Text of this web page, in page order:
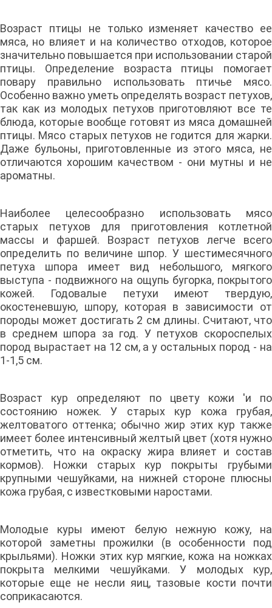
Возраст птицы не только изменяет качество ее
мяса, но влияет и на количество отходов, которое
значительно повышается при использовании старой
птицы. Определение возраста птицы помогает
повару правильно использовать птичье мясо.
Особенно важно уметь определять возраст петухов,
так как из молодых петухов приготовляют все те
блюда, которые вообще готовят из мяса домашней
птицы. Мясо старых петухов не годится для жарки.
Даже бульоны, приготовленные из этого мяса, не
отличаются хорошим качеством - они мутны и не
ароматны.
Наиболее целесообразно использовать мясо
старых петухов для приготовления котлетной
массы и фаршей. Возраст петухов легче всего
определить по величине шпор. У шестимесячного
петуха шпора имеет вид небольшого, мягкого
выступа - подвижного на ощупь бугорка, покрытого
кожей. Годовалые петухи имеют твердую,
окостеневшую, шпору, которая в зависимости от
породы может достигать 2 см длины. Считают, что
в среднем шпора за год. У петухов скороспелых
пород вырастает на 12 см, а у остальных пород - на
1-1,5 см.
Возраст кур определяют по цвету кожи 'и по
состоянию ножек. У старых кур кожа грубая,
желтоватого оттенка; обычно жир этих кур также
имеет более интенсивный желтый цвет (хотя нужно
отметить, что на окраску жира влияет и состав
кормов). Ножки старых кур покрыты грубыми
крупными чешуйками, на нижней стороне плюсны
кожа грубая, с известковыми наростами.
Молодые куры имеют белую нежную кожу, на
которой заметны прожилки (в особенности под
крыльями). Ножки этих кур мягкие, кожа на ножках
покрыта мелкими чешуйками. У молодых кур,
которые еще не несли яиц, тазовые кости почти
соприкасаются.